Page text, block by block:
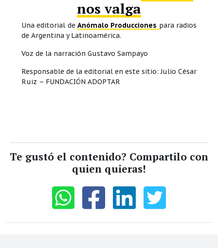
nos valga
Una editorial de Anómalo Producciones para radios
de Argentina y Latinoamérica.
Voz de la narración Gustavo Sampayo
Responsable de la editorial en este sitio: Julio César
Ruiz – FUNDACIÓN ADOPTAR
Te gustó el contenido? Compartilo con
quien quieras!